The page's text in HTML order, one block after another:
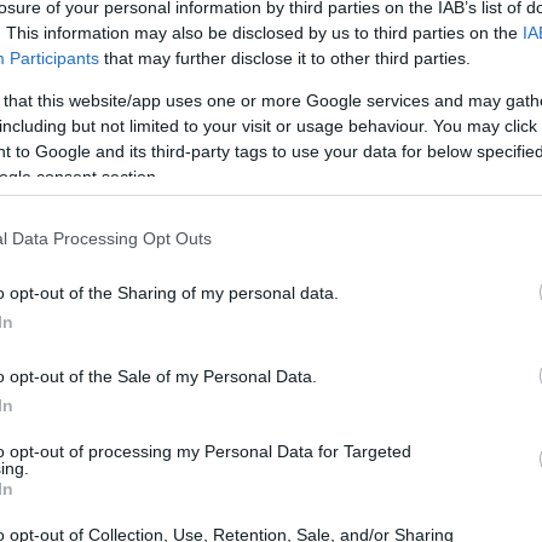
of your personal information by third parties on the IAB’s list of
This information may also be disclosed by us to third parties on the
Participants that may further disclose it to other third parties.
that this website/app uses one or more Google services and may
but not limited to your visit or usage behaviour. You may
to Google and its third-party tags to use your data for below
consent section.
Data Processing Opt Outs
opt-out of the Sharing of my personal data.
opt-out of the Sale of my Personal Data.
opt-out of processing my Personal Data for Targeted
opt-out of Collection, Use, Retention, Sale, and/or Sharing
fornece uma plataforma de mídia social
entre si. Embora o Facebook seja mais
se conectarem, ele também é usado por
corporações para atingir um público
os usuários podem compartilhar informações,
de mídia social, o Facebook, a empresa também
e os apps de mensagens Messenger e
aumentada e virtual.A maior parte da receita
para profissionais de marketing.